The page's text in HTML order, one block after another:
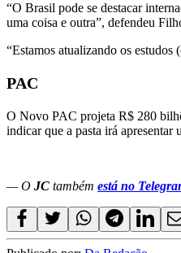
“O Brasil pode se destacar
uma coisa e outra”, defendeu
“Estamos atualizando os estudos
PAC
O Novo PAC projeta R$ 280
indicar que a pasta irá
— O JC também está no